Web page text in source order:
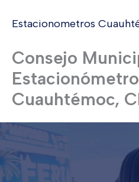
Estacionometros
Consejo
Cuauhtémoc,